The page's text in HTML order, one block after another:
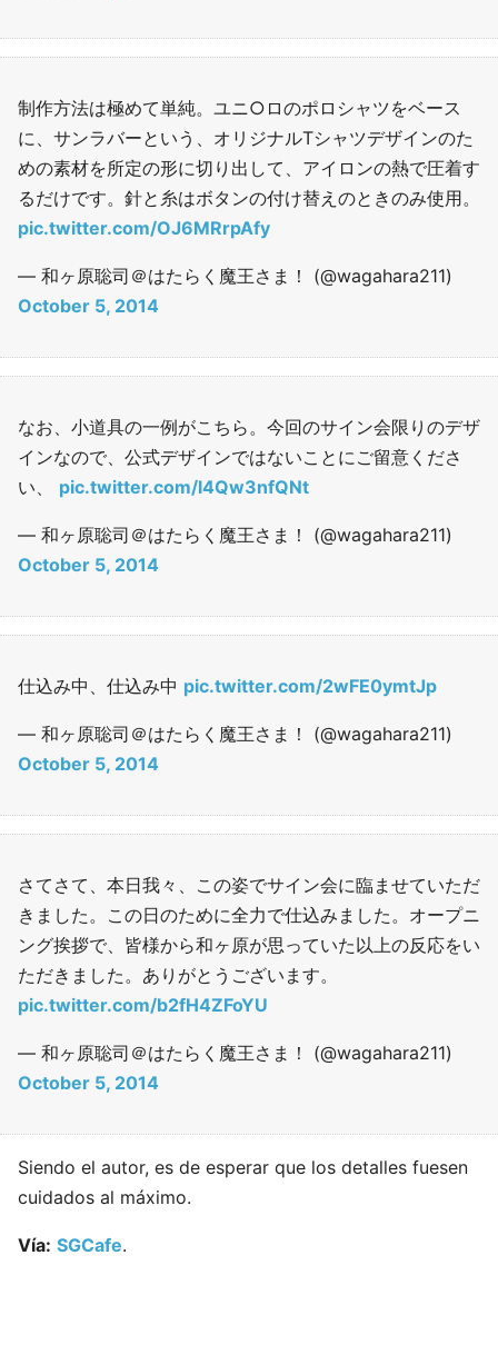
制作方法は極めて単純。ユニ○ロのポロシャツをベース
に、サンラバーという、オリジナルTシャツデザインのた
めの素材を所定の形に切り出して、アイロンの熱で圧着す
るだけです。針と糸はボタンの付け替えのときのみ使用。
pic.twitter.com/OJ6MRrpAfy
— 和ヶ原聡司＠はたらく魔王さま！ (@wagahara211)
October 5, 2014
なお、小道具の一例がこちら。今回のサイン会限りのデザ
インなので、公式デザインではないことにご留意くださ
い、 pic.twitter.com/l4Qw3nfQNt
— 和ヶ原聡司＠はたらく魔王さま！ (@wagahara211)
October 5, 2014
仕込み中、仕込み中 pic.twitter.com/2wFE0ymtJp
— 和ヶ原聡司＠はたらく魔王さま！ (@wagahara211)
October 5, 2014
さてさて、本日我々、この姿でサイン会に臨ませていただ
きました。この日のために全力で仕込みました。オープニ
ング挨拶で、皆様から和ヶ原が思っていた以上の反応をい
ただきました。ありがとうございます。
pic.twitter.com/b2fH4ZFoYU
— 和ヶ原聡司＠はたらく魔王さま！ (@wagahara211)
October 5, 2014
Siendo el autor, es de esperar que los detalles fuesen
cuidados al máximo.
Vía: SGCafe.